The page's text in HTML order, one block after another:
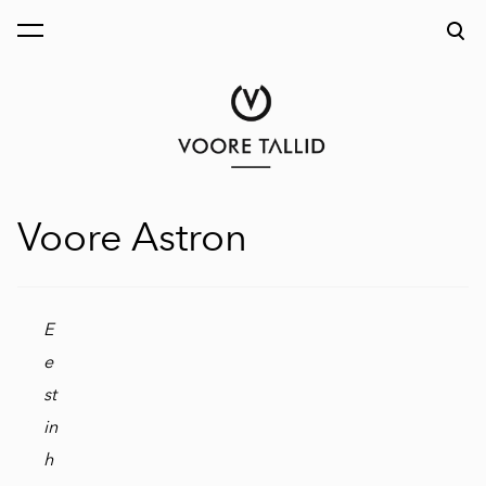
on lisätty ostoskoriin.
Voore Astron
E
e
st
in
h